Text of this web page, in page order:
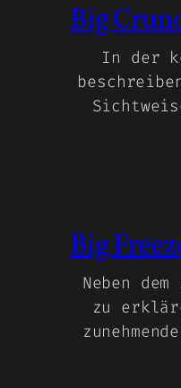
Big
In der
Big
Neben
zu